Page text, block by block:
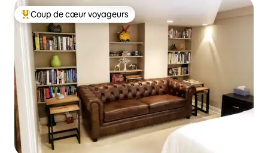
Coups de cœur voyageurs les plus appréciés
Coup de cœur voyageurs